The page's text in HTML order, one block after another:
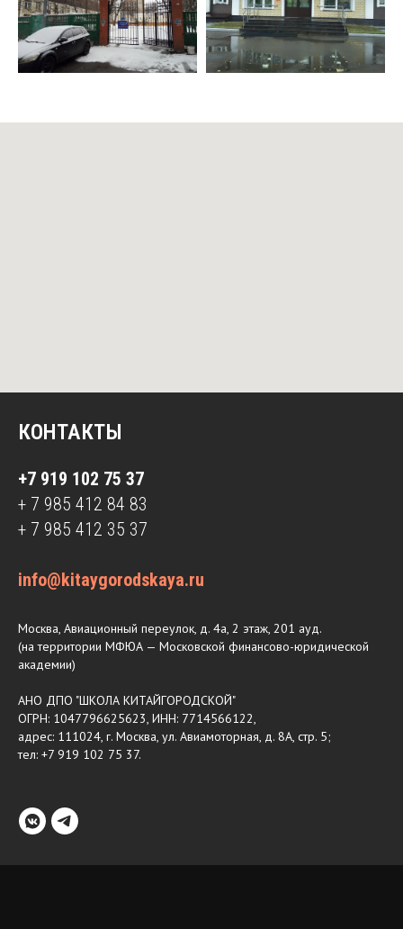
КОНТАКТЫ
+7 919 102 75 37
+ 7 985 412 84 83
+ 7 985 412 35 37
info@kitaygorodskaya.ru
Москва, Авиационный переулок, д. 4а, 2 этаж, 201 ауд.
(на территории МФЮА — Московской финансово-юридической
академии)
АНО ДПО "ШКОЛА КИТАЙГОРОДСКОЙ"
ОГРН: 1047796625623, ИНН: 7714566122,
адрес: 111024, г. Москва, ул. Авиамоторная, д. 8А, стр. 5;
тел: +7 919 102 75 37.